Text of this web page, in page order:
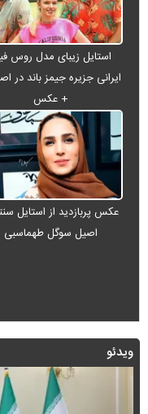
استایل زیبای مدل روس
ایرانی جزیره جیمز باند در
+ عکس
عکس پربازدید از استایل
اصیل سوگل طهماسبی
ویدئو